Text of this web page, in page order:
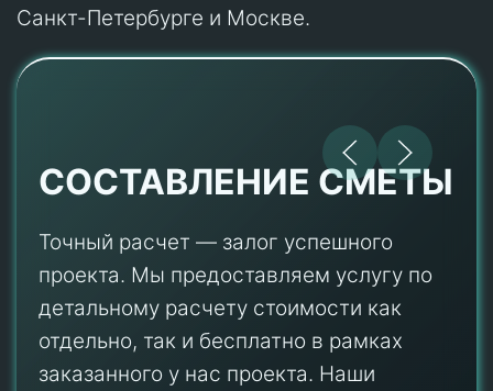
Санкт-Петербурге и Москве.
СОСТАВЛЕНИЕ СМЕТЫ
Точный расчет — залог успешного
проекта. Мы предоставляем услугу по
детальному расчету стоимости как
отдельно, так и бесплатно в рамках
заказанного у нас проекта. Наши